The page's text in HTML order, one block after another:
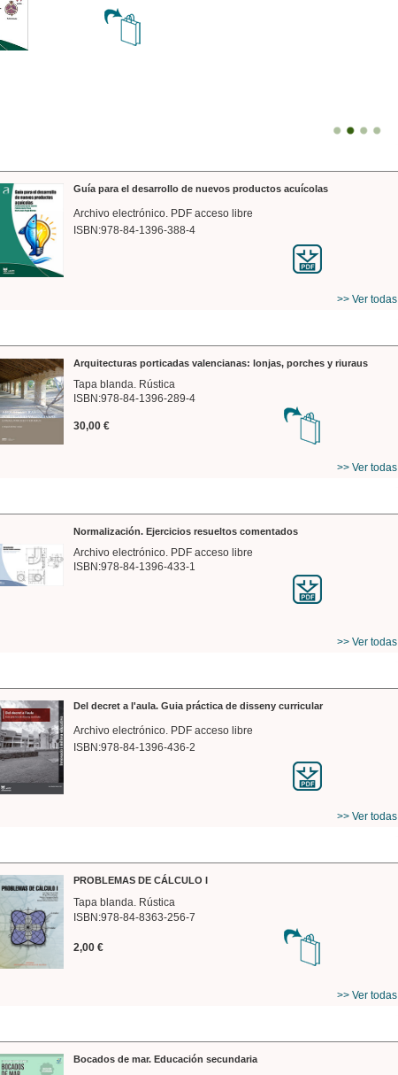
Guía para el desarrollo de nuevos productos acuícolas
Archivo electrónico. PDF acceso libre
ISBN:978-84-1396-388-4
>> Ver todas
Arquitecturas porticadas valencianas: lonjas, porches y riuraus
Tapa blanda. Rústica
ISBN:978-84-1396-289-4
30,00 €
>> Ver todas
Normalización. Ejercicios resueltos comentados
Archivo electrónico. PDF acceso libre
ISBN:978-84-1396-433-1
>> Ver todas
Del decret a l'aula. Guia práctica de disseny curricular
Archivo electrónico. PDF acceso libre
ISBN:978-84-1396-436-2
>> Ver todas
PROBLEMAS DE CÁLCULO I
Tapa blanda. Rústica
ISBN:978-84-8363-256-7
2,00 €
>> Ver todas
Bocados de mar. Educación secundaria